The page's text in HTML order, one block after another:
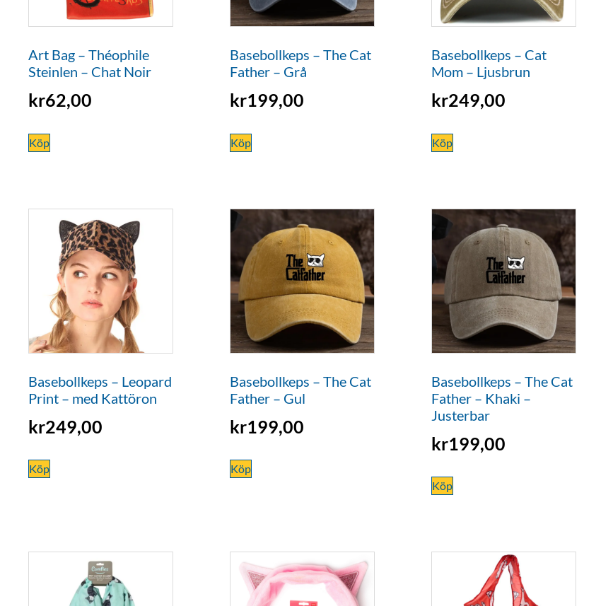
Art Bag – Théophile
Steinlen – Chat Noir
kr62,00
Köp
Basebollkeps – The Cat
Father – Grå
kr199,00
Köp
Basebollkeps – Cat
Mom – Ljusbrun
kr249,00
Köp
Basebollkeps – Leopard
Print – med Kattöron
kr249,00
Köp
Basebollkeps – The Cat
Father – Gul
kr199,00
Köp
Basebollkeps – The Cat
Father – Khaki –
Justerbar
kr199,00
Köp